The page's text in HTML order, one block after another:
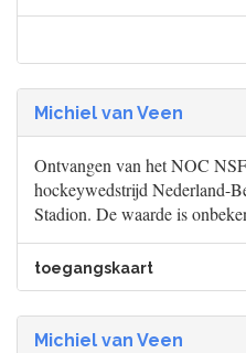
Michiel van Veen
Ontvangen van het NOC
hockeywedstrijd Nederland-
Stadion. De waarde is
toegangskaart
Michiel van Veen